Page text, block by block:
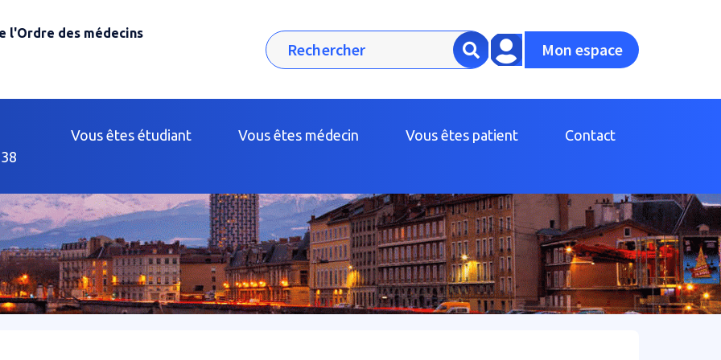
l'Ordre des médecins Rechercher Mon espace
Vous êtes étudiant Vous êtes médecin Vous êtes patient Contact